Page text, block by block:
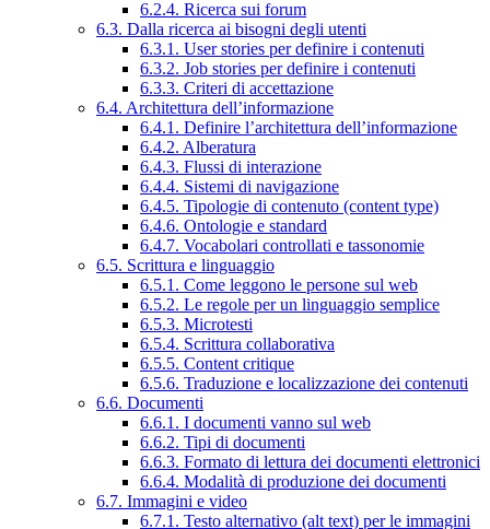
6.2.4. Ricerca sui forum
6.3. Dalla ricerca ai bisogni degli utenti
6.3.1. User stories per definire i contenuti
6.3.2. Job stories per definire i contenuti
6.3.3. Criteri di accettazione
6.4. Architettura dell’informazione
6.4.1. Definire l’architettura dell’informazione
6.4.2. Alberatura
6.4.3. Flussi di interazione
6.4.4. Sistemi di navigazione
6.4.5. Tipologie di contenuto (content type)
6.4.6. Ontologie e standard
6.4.7. Vocabolari controllati e tassonomie
6.5. Scrittura e linguaggio
6.5.1. Come leggono le persone sul web
6.5.2. Le regole per un linguaggio semplice
6.5.3. Microtesti
6.5.4. Scrittura collaborativa
6.5.5. Content critique
6.5.6. Traduzione e localizzazione dei contenuti
6.6. Documenti
6.6.1. I documenti vanno sul web
6.6.2. Tipi di documenti
6.6.3. Formato di lettura dei documenti elettronici
6.6.4. Modalità di produzione dei documenti
6.7. Immagini e video
6.7.1. Testo alternativo (alt text) per le immagini